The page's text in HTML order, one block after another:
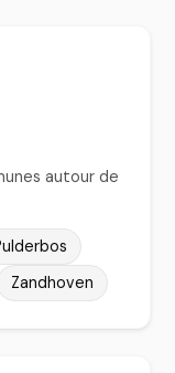
autour de
Zandhoven